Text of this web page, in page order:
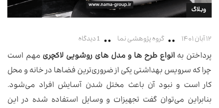
وبلاگ
۱۲ آبان ۱۴۰۱ گروه پژوهشی نما 1 دیدگاه
پرداختن به انواع طرح ها و مدل های روشویی لاکچری مهم است
چرا که سرویس بهداشتی یکی از ضروری‌ترین فضاها در خانه و محل
کار است و نبود آن باعث مختل شدن آسایش افراد می‌شود.
بنابراین می‌توان گفت تجهیزات و وسایل استفاده شده در این